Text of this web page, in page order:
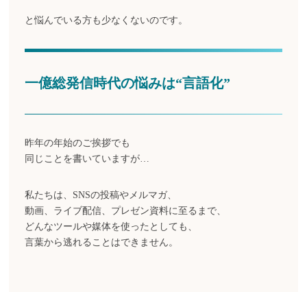
と悩んでいる方も少なくないのです。
一億総発信時代の悩みは“言語化”
昨年の年始のご挨拶でも
同じことを書いていますが…
私たちは、SNSの投稿やメルマガ、
動画、ライブ配信、プレゼン資料に至るまで、
どんなツールや媒体を使ったとしても、
言葉から逃れることはできません。